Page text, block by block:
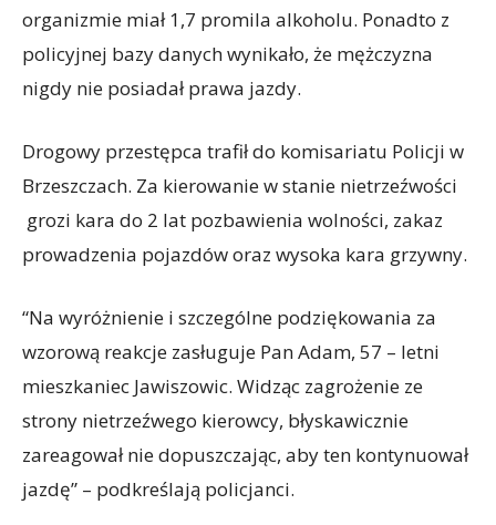
organizmie miał 1,7 promila alkoholu. Ponadto z
policyjnej bazy danych wynikało, że mężczyzna
nigdy nie posiadał prawa jazdy.
Drogowy przestępca trafił do komisariatu Policji w
Brzeszczach. Za kierowanie w stanie nietrzeźwości
grozi kara do 2 lat pozbawienia wolności, zakaz
prowadzenia pojazdów oraz wysoka kara grzywny.
“Na wyróżnienie i szczególne podziękowania za
wzorową reakcje zasługuje Pan Adam, 57 – letni
mieszkaniec Jawiszowic. Widząc zagrożenie ze
strony nietrzeźwego kierowcy, błyskawicznie
zareagował nie dopuszczając, aby ten kontynuował
jazdę” – podkreślają policjanci.